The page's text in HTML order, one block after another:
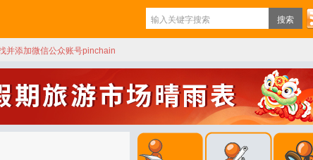
并添加微信公众账号pinchain